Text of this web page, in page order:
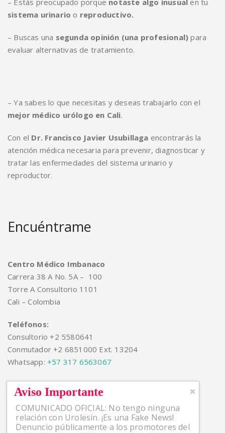
– Estás preocupado porque notaste algo inusual en tu
sistema urinario o reproductivo.
– Buscas una segunda opinión (una profesional) para
evaluar alternativas de tratamiento.
– Ya sabes lo que necesitas y deseas trabajarlo con el
mejor médico urólogo en Cali.
Con el Dr. Francisco Javier Usubillaga encontrarás la
atención médica necesaria para prevenir, diagnosticar y
tratar las enfermedades del sistema urinario y
reproductor.
Encuéntrame
Centro Médico Imbanaco
Carrera 38 A No. 5A – 100
Torre A Consultorio 1101
Cali – Colombia
Teléfonos:
Consultorio +2 5580641
Conmutador +2 6851000 Ext. 13204
Whatsapp: +57 317 6563067
Artículos Recientes
Aviso Importante
COMUNICADO OFICIAL: No tengo ninguna
relación con Urolesin. ¡Es una Fake News!
Denuncio públicamente a los promotores del